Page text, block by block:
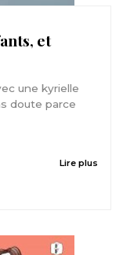
et
une kyrielle
doute parce
Lire plus